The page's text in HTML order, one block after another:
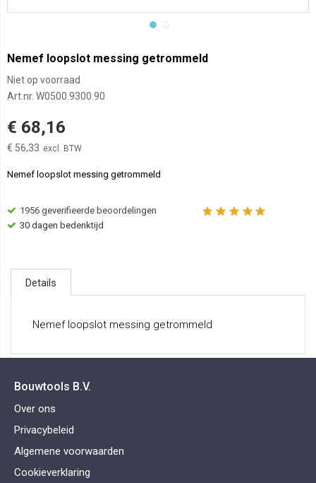
Nemef loopslot messing getrommeld
Niet op voorraad
Art.nr. W0500.9300.90
€ 68,16
€ 56,33
Nemef loopslot messing getrommeld
1956 geverifieerde beoordelingen
30 dagen bedenktijd
Details
Nemef loopslot messing getrommeld
Bouwtools B.V.
Over ons
Privacybeleid
Algemene voorwaarden
Cookieverklaring